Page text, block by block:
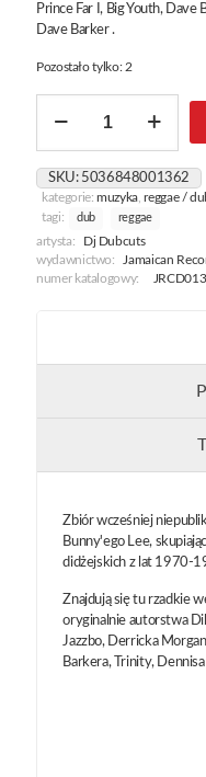
Prince Far I, Big Youth,
Dave Barker .
Pozostało tylko: 2
-
Dubbing
With
The
Dj's
Vol.1
SKU: 5036848001362
kategorie:muzyka ,reggae /
tagi:
dub reggae
artysta:
Dj Dubcuts
wydawnictwo:
Jamaican
numer katalogowy:
JRCD013
Zbiór wcześniej
Bunny'ego Lee,
didżejskich z lat 1970-
Znajdują się tu rzadkie
oryginalnie autorstwa
Jazzbo, Derricka
Barkera, Trinity,